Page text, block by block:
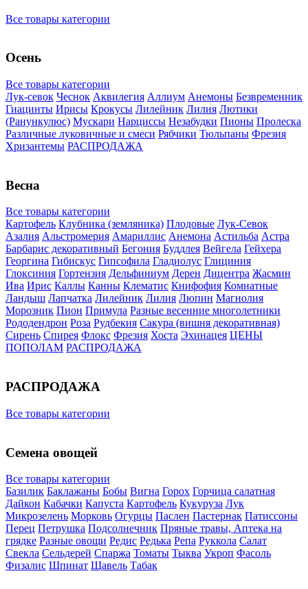
Все товары категории
Осень
Все товары категории
Лук-севок Чеснок Аквилегия Аллиум Анемоны Безвременник
Гиацинты Ирисы Крокусы Лилейник Лилия Лютики
(Ранункулюс) Мускари Нарцисcы Незабудки Пионы Пролеска
Различные луковичные и смеси Рябчики Тюльпаны Фрезия
Хризантемы РАСПРОДАЖА
Весна
Все товары категории
Картофель Клубника (земляника) Плодовые Лук-Севок
Азалия Альстромерия Амариллис Анемона Астильба Астра
Барбарис декоративный Бегония Буддлея Вейгела Гейхера
Георгина Гибискус Гипсофила Гладиолус Глициния
Глоксиния Гортензия Дельфиниум Дерен Дицентра Жасмин
Ива Ирис Каллы Канны Клематис Книфофия Комнатные
Ландыш Лапчатка Лилейник Лилия Люпин Магнолия
Морозник Пион Примула Разные весенние многолетники
Рододендрон Роза Рудбекия Сакура (вишня декоративная)
Сирень Спирея Флокс Фрезия Хоста Эхинацея ЦЕНЫ
ПОПОЛАМ РАСПРОДАЖА
РАСПРОДАЖА
Все товары категории
Семена овощей
Все товары категории
Базилик Баклажаны Бобы Вигна Горох Горчица салатная
Дайкон Кабачки Капуста Картофель Кукуруза Лук
Микрозелень Морковь Огурцы Паслен Пастернак Патиссоны
Перец Петрушка Подсолнечник Пряные травы, Аптека на
грядке Разные овощи Редис Редька Репа Руккола Салат
Свекла Сельдерей Спаржа Томаты Тыква Укроп Фасоль
Физалис Шпинат Щавель Табак